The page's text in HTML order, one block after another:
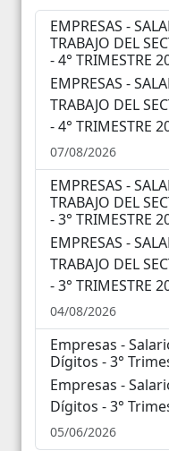
24 25
31 1
EMPRESAS -
TRABAJO DEL
- 4° TRIMESTRE
EMPRESAS -
TRABAJO DEL
- 4° TRIMESTRE
07/08/2026
EMPRESAS -
TRABAJO DEL
- 3° TRIMESTRE
EMPRESAS -
TRABAJO DEL
- 3° TRIMESTRE
04/08/2026
Empresas -
Dígitos - 3°
Empresas -
Dígitos - 3°
05/06/2026